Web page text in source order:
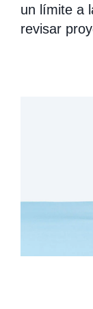
un límite a
revisar